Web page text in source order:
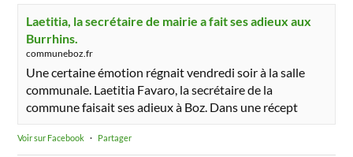
Laetitia, la secrétaire de mairie a fait ses adieux aux
Burrhins.
communeboz.fr
Une certaine émotion régnait vendredi soir à la salle
communale. Laetitia Favaro, la secrétaire de la
commune faisait ses adieux à Boz. Dans une récept
Voir sur Facebook · Partager